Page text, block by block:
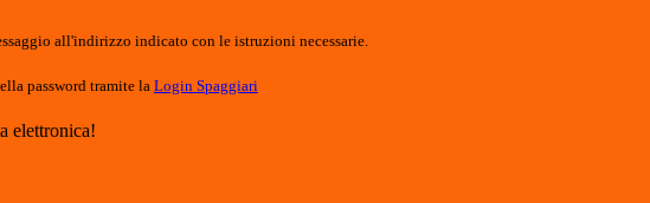
all'indirizzo indicato con le istruzioni necessarie.
password tramite la Login Spaggiari
elettronica!